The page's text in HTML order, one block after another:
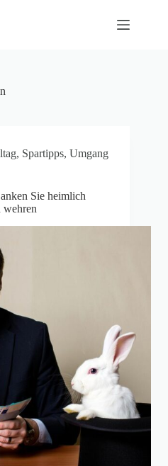
, Spartipps, Umgang
Sie heimlich
wehren